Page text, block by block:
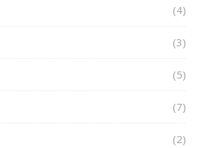
(4)
(3)
(5)
(7)
(2)